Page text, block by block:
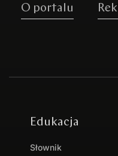
O portalu
Edukacja
Słownik